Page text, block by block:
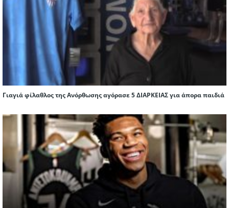
Γιαγιά φίλαθλος της Ανόρθωσης αγόρασε 5 ΔΙΑΡΚΕΙΑΣ για άπορα παιδιά